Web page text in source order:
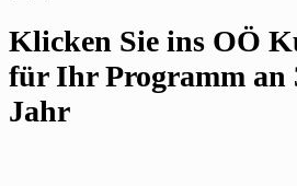
Klicken Sie ins OÖ
für Ihr Programm an
Jahr